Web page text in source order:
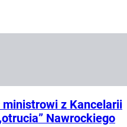
ministrowi z Kancelarii
Nawrockiego